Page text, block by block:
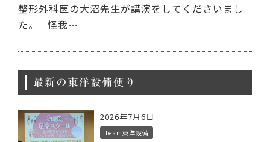
整形外科医の大沼先生が講演をしてくださいまし
た。 怪我…
最新の東洋設備便り
2026年7月6日
Team東洋設備